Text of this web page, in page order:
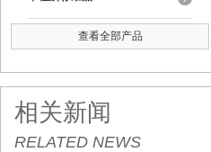
查看全部产品
相关新闻
RELATED NEWS